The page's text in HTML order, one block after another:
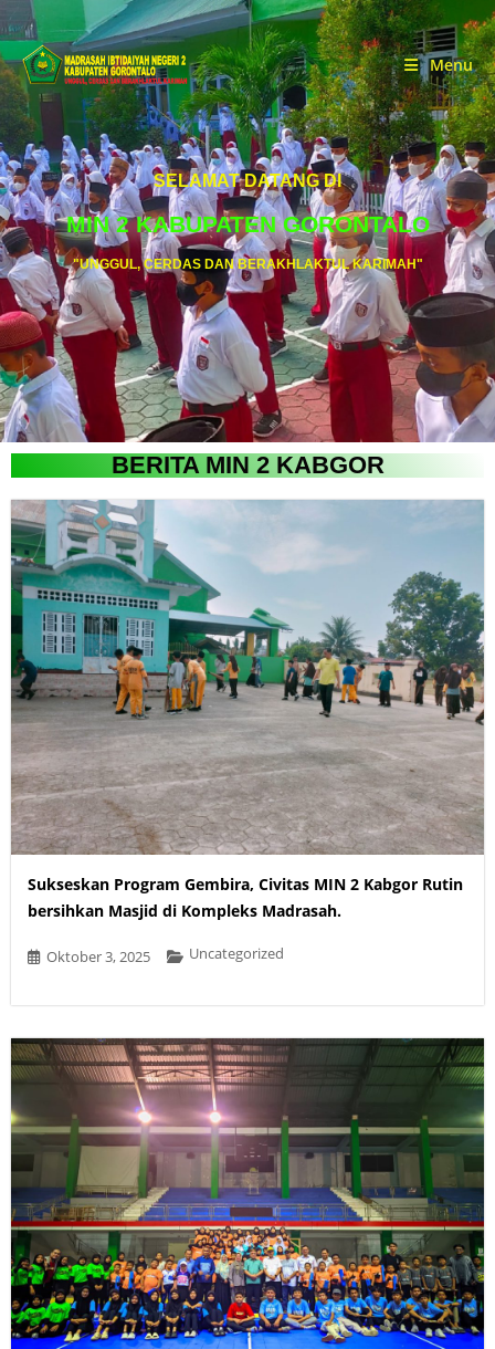
Menu
SELAMAT DATANG DI
MIN 2 KABUPATEN GORONTALO
"UNGGUL, CERDAS DAN BERAKHLAKTUL KARIMAH"
BERITA MIN 2 KABGOR
Sukseskan Program Gembira, Civitas MIN 2 Kabgor Rutin
bersihkan Masjid di Kompleks Madrasah.
Oktober 3, 2025 Uncategorized